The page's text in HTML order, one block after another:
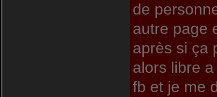
de
autre page
après si ça
alors libre
fb et je me